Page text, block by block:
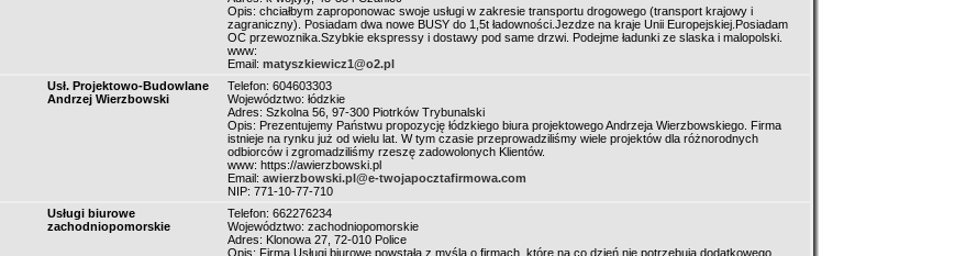
Opis: chciałbym zaproponowac swoje usługi w zakresie transportu drogowego (transport krajowy i
zagraniczny). Posiadam dwa nowe BUSY do 1,5t ładowności.Jezdze na kraje Unii Europejskiej.Posiadam
OC przewoznika.Szybkie ekspressy i dostawy pod same drzwi. Podejme ładunki ze slaska i malopolski.
www:
Email: matyszkiewicz1@o2.pl
Usł. Projektowo-Budowlane
Andrzej Wierzbowski
Telefon: 604603303
Województwo: łódzkie
Adres: Szkolna 56, 97-300 Piotrków Trybunalski
Opis: Prezentujemy Państwu propozycję łódzkiego biura projektowego Andrzeja Wierzbowskiego. Firma
istnieje na rynku już od wielu lat. W tym czasie przeprowadziliśmy wiele projektów dla różnorodnych
odbiorców i zgromadziliśmy rzeszę zadowolonych Klientów.
www: https://awierzbowski.pl
Email: awierzbowski.pl@e-twojapocztafirmowa.com
NIP: 771-10-77-710
Usługi biurowe
zachodniopomorskie
Telefon: 662276234
Województwo: zachodniopomorskie
Adres: Klonowa 27, 72-010 Police
Opis: Firma Usługi biurowe powstała z myślą o firmach, które na co dzień nie potrzebują dodatkowego